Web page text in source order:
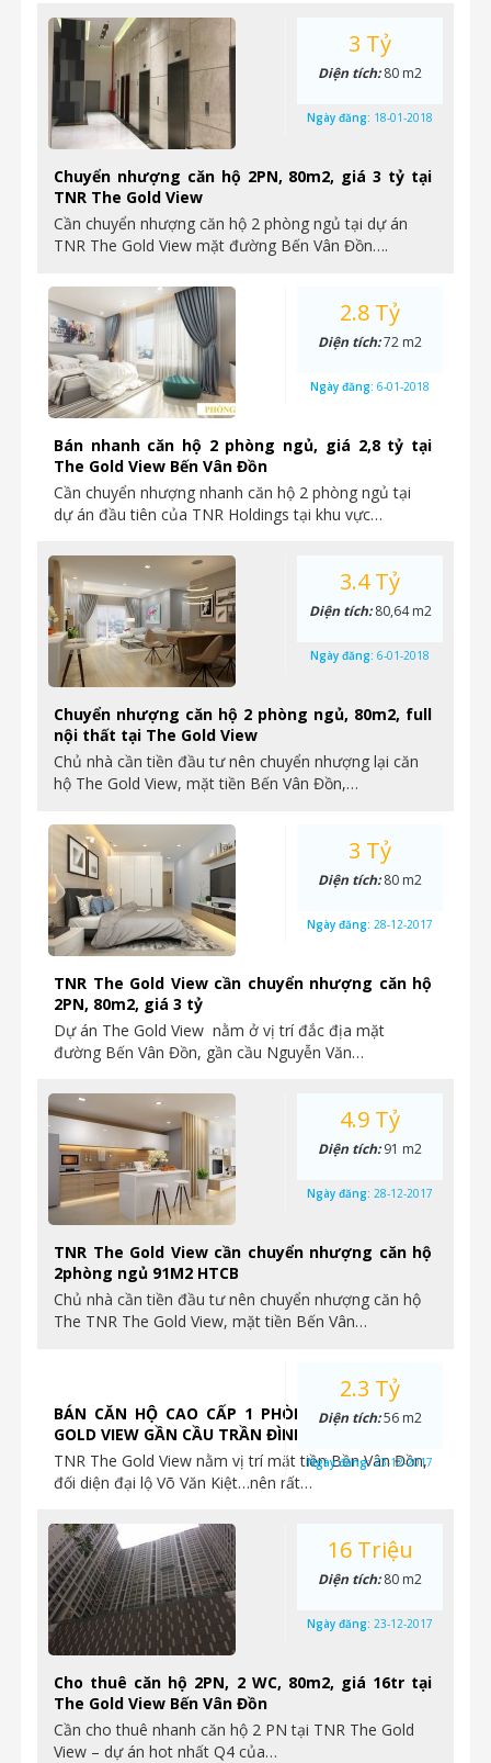
Chuyển nhượng căn hộ 2PN, 80m2, giá 3 tỷ tại
TNR The Gold View
Cần chuyển nhượng căn hộ 2 phòng ngủ tại dự án
TNR The Gold View mặt đường Bến Vân Đồn….
3 Tỷ
Diện tích:80 m2
Ngày đăng: 18-01-2018
Bán nhanh căn hộ 2 phòng ngủ, giá 2,8 tỷ tại
The Gold View Bến Vân Đồn
Cần chuyển nhượng nhanh căn hộ 2 phòng ngủ tại
dự án đầu tiên của TNR Holdings tại khu vực…
2.8 Tỷ
Diện tích:72 m2
Ngày đăng: 6-01-2018
Chuyển nhượng căn hộ 2 phòng ngủ, 80m2, full
nội thất tại The Gold View
Chủ nhà cần tiền đầu tư nên chuyển nhượng lại căn
hộ The Gold View, mặt tiền Bến Vân Đồn,…
3.4 Tỷ
Diện tích:80,64 m2
Ngày đăng: 6-01-2018
TNR The Gold View cần chuyển nhượng căn hộ
2PN, 80m2, giá 3 tỷ
Dự án The Gold View nằm ở vị trí đắc địa mặt
đường Bến Vân Đồn, gần cầu Nguyễn Văn…
3 Tỷ
Diện tích:80 m2
Ngày đăng: 28-12-2017
TNR The Gold View cần chuyển nhượng căn hộ
2phòng ngủ 91M2 HTCB
Chủ nhà cần tiền đầu tư nên chuyển nhượng căn hộ
The TNR The Gold View, mặt tiền Bến Vân…
4.9 Tỷ
Diện tích:91 m2
Ngày đăng: 28-12-2017
BÁN CĂN HỘ CAO CẤP 1 PHÒNG NGỦ TẠI THE
GOLD VIEW GẦN CẦU TRẦN ĐÌNH XU
TNR The Gold View nằm vị trí mặt tiền Bền Vân Đồn,
đối diện đại lộ Võ Văn Kiệt…nên rất…
2.3 Tỷ
Diện tích:56 m2
Ngày đăng:23-12-2017
Cho thuê căn hộ 2PN, 2 WC, 80m2, giá 16tr tại
The Gold View Bến Vân Đồn
Cần cho thuê nhanh căn hộ 2 PN tại TNR The Gold
View – dự án hot nhất Q4 của…
16 Triệu
Diện tích:80 m2
Ngày đăng: 23-12-2017